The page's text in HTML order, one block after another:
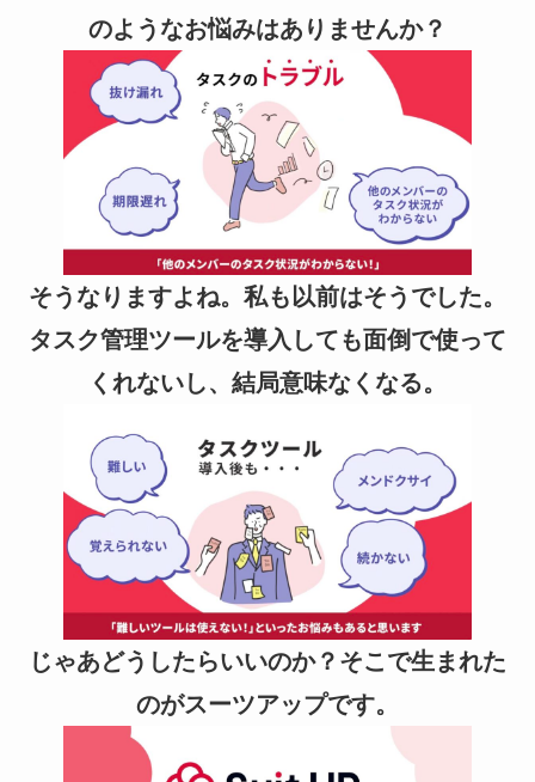
のようなお悩みはありませんか？
そうなりますよね。私も以前はそうでした。
タスク管理ツールを導入しても面倒で使って
くれないし、結局意味なくなる。
じゃあどうしたらいいのか？そこで生まれた
のがスーツアップです。